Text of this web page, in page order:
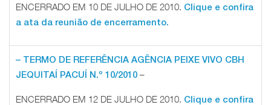
ENCERRADO EM 10 DE JULHO DE 2010. Clique e confira
a ata da reunião de encerramento.
– TERMO DE REFERÊNCIA AGÊNCIA PEIXE VIVO CBH
JEQUITAÍ PACUÍ N.º 10/2010 –
ENCERRADO EM 12 DE JULHO DE 2010. Clique e confira